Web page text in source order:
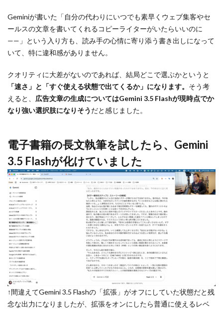
Geminiが書いた「自分の代わりにいつでも素早くウェブ集客やセ
ールスの文章を書いてくれるコピーライターがいたらいいのに
——」という入り方も、読み手の心情に寄り添う書き出しになって
いて、特に違和感がありません。
クオリティに大差がないのであれば、結局どこで選ぶかというと
「速さ」と「すぐ使える状態で出てくるか」になります。 そう考
えると、 広告文章の生成についてはGemini 3.5 Flashが現時点でか
なり強い選択肢になりそう だと感じました。
電子書籍の長文執筆を試したら、Gemini
3.5 Flashが化けていました
↑間違えてGemini 3.5 Flashの「拡張」がオフにしていた状態だと残
念な出力になりましたが、拡張をオンにしたら普通に使えるレベ